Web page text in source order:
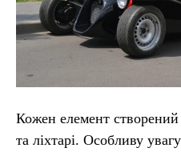
Кожен елемент
та ліхтарі. Особливу